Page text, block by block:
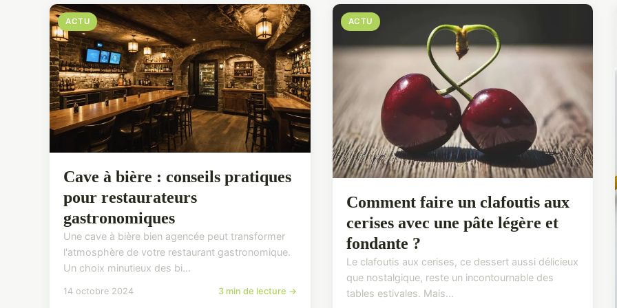
ACTU
Cave à bière : conseils pratiques
pour restaurateurs
gastronomiques
Une cave à bière bien agencée peut transformer
l'atmosphère de votre restaurant gastronomique.
Un choix minutieux des bi...
14 octobre 2024 3 min de lecture →
ACTU
Comment faire un clafoutis aux
cerises avec une pâte légère et
fondante ?
Le clafoutis aux cerises, ce dessert aussi délicieux
que nostalgique, reste un incontournable des
tables estivales. Mais...